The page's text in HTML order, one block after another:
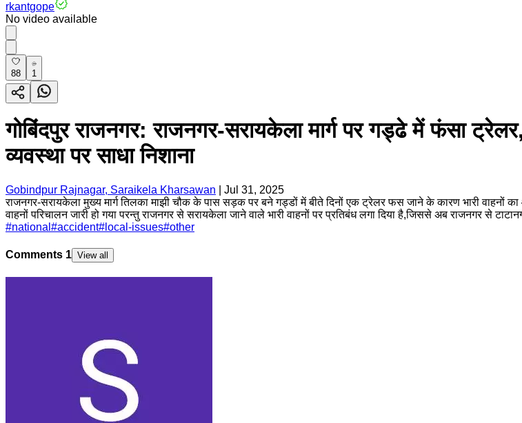
rkantgope
No video available
88 1
गोबिंदपुर राजनगर: राजनगर-सरायकेला मार्ग पर गड्ढे में फंसा
व्यवस्था पर साधा निशाना
Gobindpur Rajnagar, Saraikela Kharsawan
Jul 31, 2025
राजनगर-सरायकेला मुख्य मार्ग तिलका माझी चौक के पास सड़क पर बने गड्डों में बीते दिनों एक ट्रेलर फस जाने के कारण भारी वाहनों
वाहनों परिचालन जारी हो गया परन्तु राजनगर से सरायकेला जाने वाले भारी वाहनों पर प्रतिबंध लगा दिया है,जिससे अब राजनगर से
#national #accident# local-issues#other
Comments 1 View all